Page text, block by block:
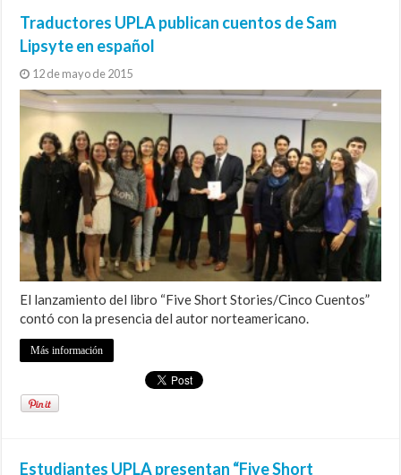
Traductores UPLA publican cuentos de Sam
Lipsyte en español
12 de mayo de 2015
El lanzamiento del libro “Five Short Stories/Cinco Cuentos”
contó con la presencia del autor norteamericano.
Más información
Estudiantes UPLA presentan “Five Short